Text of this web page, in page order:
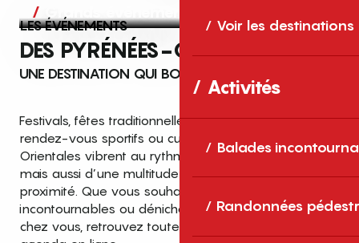
Voir les destinations
Activités
Balades
Randonnées
Grands événements
LES ÉVÉNEMENTS
DES PYRÉNÉES-ORIENTALES
UNE DESTINATION QUI BOUGE TOUTE L’ANNÉE
Festivals, fêtes traditionnelles, concerts, expositions,
rendez-vous sportifs ou culturels… les Pyrénées-
Orientales vibrent au rythme de grands temps forts
mais aussi d’une multitude d’événements de
proximité. Que vous souhaitiez vivre les
incontournables ou dénicher des sorties près de
chez vous, retrouvez toutes les infos dans notre
Top des événements et sorties
en famille
cet été dans les Pyrénées-Orientales